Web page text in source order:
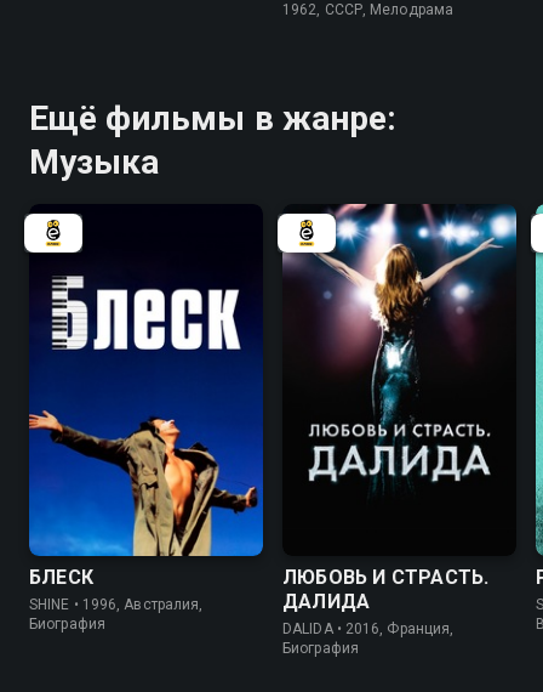
1962, СССР, Мелодрама
Ещё фильмы в жанре:
Музыка
7.8 7.6
БЛЕСК
SHINE • 1996, Австралия,
Биография
ЛЮБОВЬ И СТРАСТЬ.
ДАЛИДА
DALIDA • 2016, Франция,
Биография